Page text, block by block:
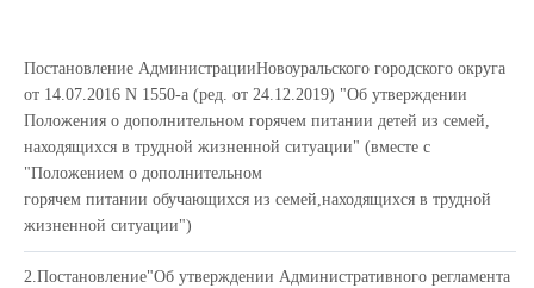
Постановление АдминистрацииНовоуральского городского округа
от 14.07.2016 N 1550-а (ред. от 24.12.2019) "Об утверждении
Положения о дополнительном горячем питании детей из семей,
находящихся в трудной жизненной ситуации" (вместе с
"Положением о дополнительном
горячем питании обучающихся из семей,находящихся в трудной
жизненной ситуации")
2.Постановление"Об утверждении Административного регламента